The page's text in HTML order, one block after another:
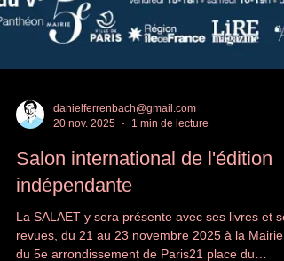
danielferrenbach@gmail.com
Salon international de l'édition